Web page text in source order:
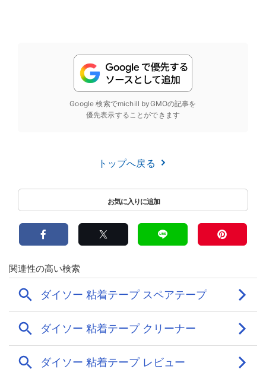
Google 検索でmichill byGMOの記事を
優先表示することができます
トップへ戻る